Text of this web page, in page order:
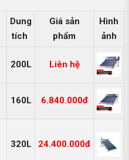
Dung
tích
Giá sản
phẩm
Hình
ảnh
200L Liên hệ
160L 6.840.000đ
320L 24.400.000đ